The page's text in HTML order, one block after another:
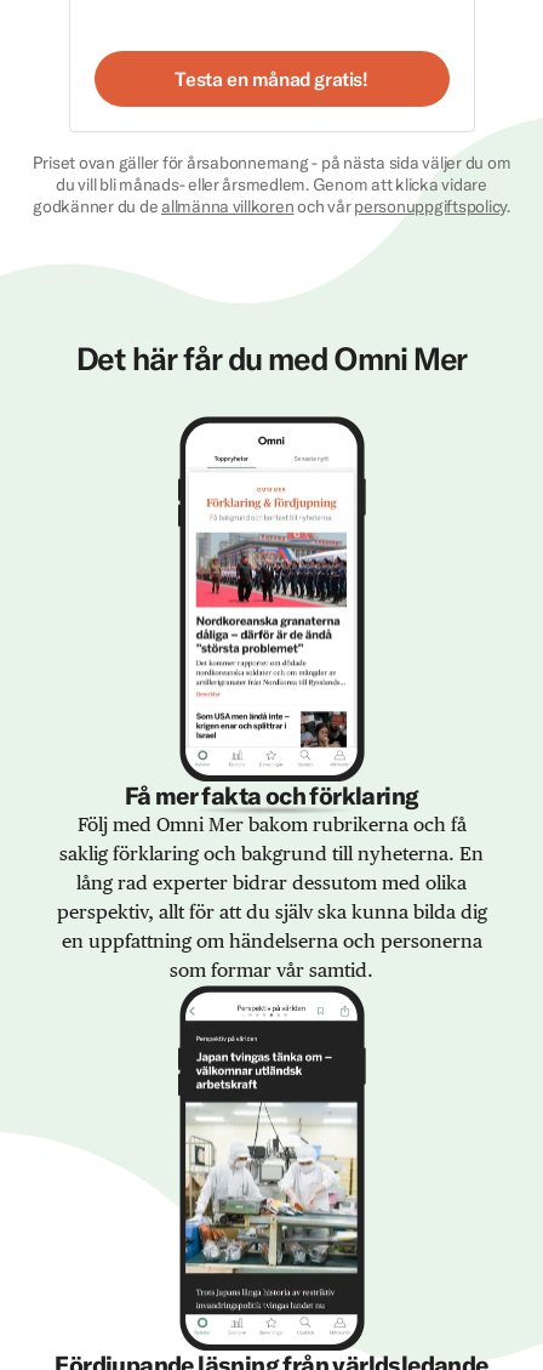
Testa en månad gratis!
Priset ovan gäller för årsabonnemang - på nästa sida väljer du om
du vill bli månads- eller årsmedlem. Genom att klicka vidare
godkänner du deallmänna villkorenoch vårpersonuppgiftspolicy.
Det här får du med Omni Mer
Få mer fakta och förklaring
Följ med Omni Mer bakom rubrikerna och få
saklig förklaring och bakgrund till nyheterna. En
lång rad experter bidrar dessutom med olika
perspektiv, allt för att du själv ska kunna bilda dig
en uppfattning om händelserna och personerna
som formar vår samtid.